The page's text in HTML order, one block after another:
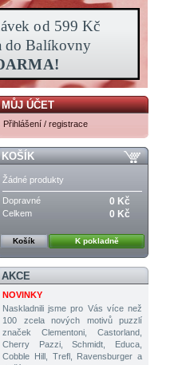
MŮJ ÚČET
Přihlášení / registrace
KOŠÍK
Žádné produkty
Dopravné 0 Kč
Celkem 0 Kč
Košík K pokladně
AKCE
NOVINKY
Naskladnili jsme pro Vás více než
100 zcela nových motivů puzzlí
značek Clementoni, Castorland,
Cherry Pazzi, Schmidt, Educa,
Cobble Hill, Trefl, Ravensburger a